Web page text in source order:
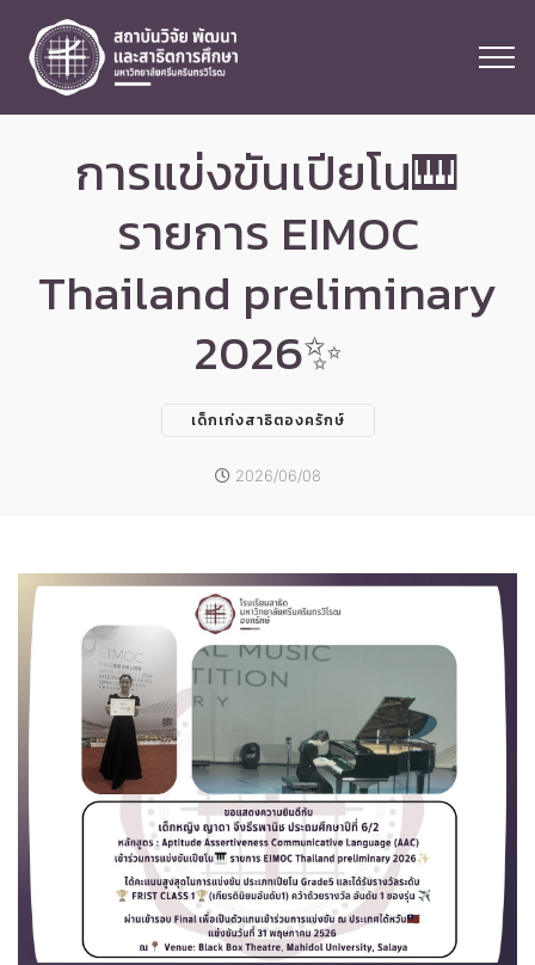
การแข่งขันเปียโน🎹
รายการ EIMOC
Thailand preliminary
2026✨
เด็กเก่งสาธิตองครักษ์
2026/06/08